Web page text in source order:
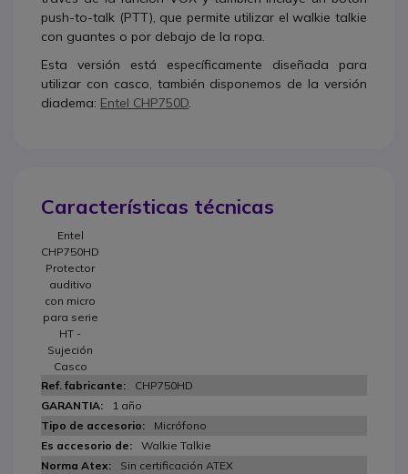
push-to-talk (PTT), que permite utilizar el walkie talkie
con guantes o por debajo de la ropa.
Esta versión está específicamente diseñada para
utilizar con casco, también disponemos de la versión
diadema: Entel CHP750D.
Características técnicas
Entel
CHP750HD
Protector
auditivo
con micro
para serie
HT -
Sujeción
Casco
CHP750HD
1 año
Micrófono
Walkie Talkie
Sin certificación ATEX